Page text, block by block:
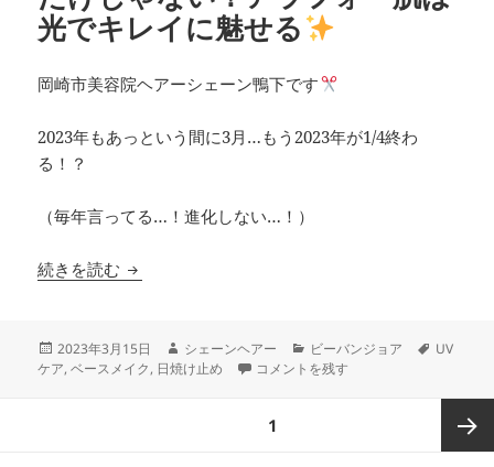
光でキレイに魅せる
岡崎市美容院ヘアーシェーン鴨下です
2023年もあっという間に3月…もう2023年が1/4終わ
る！？
（毎年言ってる…！進化しない…！）
続きを読む 全力で推す！！UVカット効果だけじゃない！ア
投
稿
2023年3月15日
作
成
シェーンヘアー
カ
テ
ビーバンジョア
タ
UV
ケア,ベースメイク, 日焼け止め 全力で推す！！UVカット効果だけじ
コメントを残す
1